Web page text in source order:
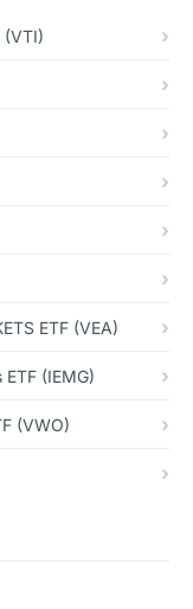
(VTI)
ETF (VEA)
(IEMG)
(VWO)